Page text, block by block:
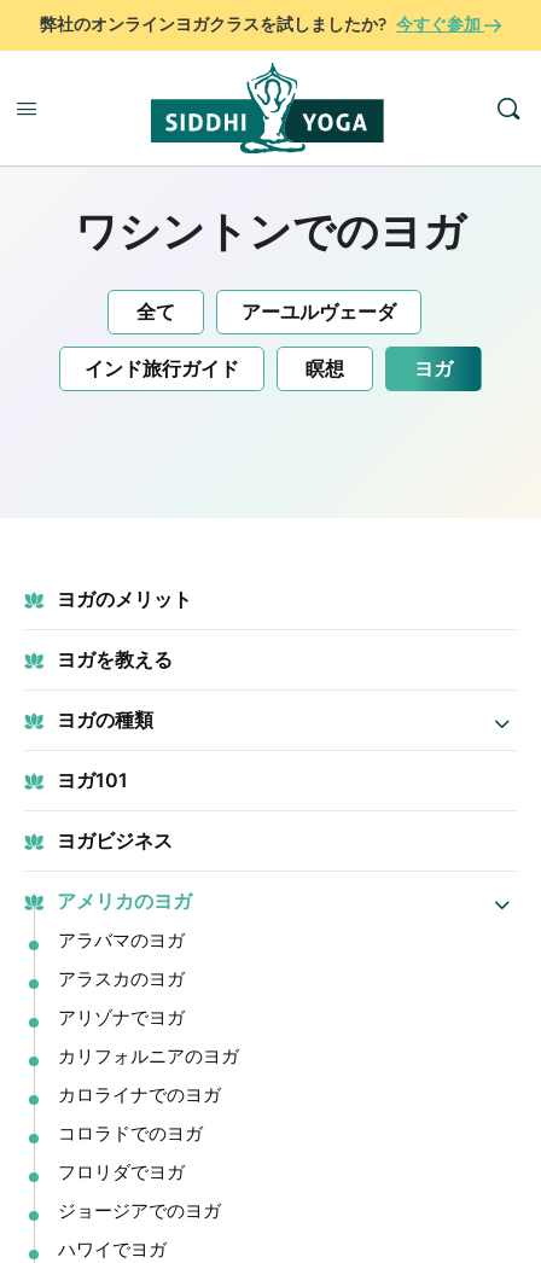
弊社のオンラインヨガクラスを試しましたか? 今すぐ参加
ワシントンでのヨガ
全て アーユルヴェーダ
インド旅行ガイド 瞑想 ヨガ
ヨガのメリット
ヨガを教える
ヨガの種類
ヨガ101
ヨガビジネス
アメリカのヨガ
アラバマのヨガ
アラスカのヨガ
アリゾナでヨガ
カリフォルニアのヨガ
カロライナでのヨガ
コロラドでのヨガ
フロリダでヨガ
ジョージアでのヨガ
ハワイでヨガ